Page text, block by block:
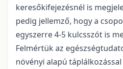
keresőkifejezésnél is
pedig jellemző, hogy a
egyszerre 4-5 kulcsszót is
Felmértük az
növényi alapú